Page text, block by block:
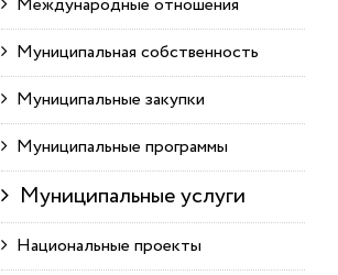
Муниципальная собственность
Муниципальные закупки
Муниципальные программы
Муниципальные услуги
Национальные проекты